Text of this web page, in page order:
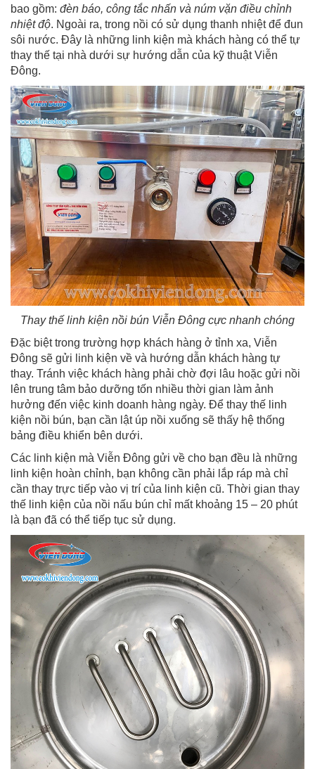
bao gồm: đèn báo, công tắc nhấn và núm vặn điều chỉnh
nhiệt độ. Ngoài ra, trong nồi có sử dụng thanh nhiệt để đun
sôi nước. Đây là những linh kiện mà khách hàng có thể tự
thay thế tại nhà dưới sự hướng dẫn của kỹ thuật Viễn
Đông.
Thay thế linh kiện nồi bún Viễn Đông cực nhanh chóng
Đặc biệt trong trường hợp khách hàng ở tỉnh xa, Viễn
Đông sẽ gửi linh kiện về và hướng dẫn khách hàng tự
thay. Tránh việc khách hàng phải chờ đợi lâu hoặc gửi nồi
lên trung tâm bảo dưỡng tốn nhiều thời gian làm ảnh
hưởng đến việc kinh doanh hàng ngày. Để thay thế linh
kiện nồi bún, bạn cần lật úp nồi xuống sẽ thấy hệ thống
bảng điều khiển bên dưới.
Các linh kiện mà Viễn Đông gửi về cho bạn đều là những
linh kiện hoàn chỉnh, bạn không cần phải lắp ráp mà chỉ
cần thay trực tiếp vào vị trí của linh kiện cũ. Thời gian thay
thế linh kiện của nồi nấu bún chỉ mất khoảng 15 – 20 phút
là bạn đã có thể tiếp tục sử dụng.